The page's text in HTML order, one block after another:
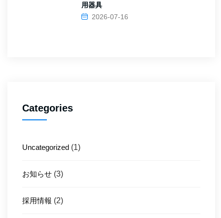
用器具
2026-07-16
Categories
Uncategorized (1)
お知らせ (3)
採用情報 (2)